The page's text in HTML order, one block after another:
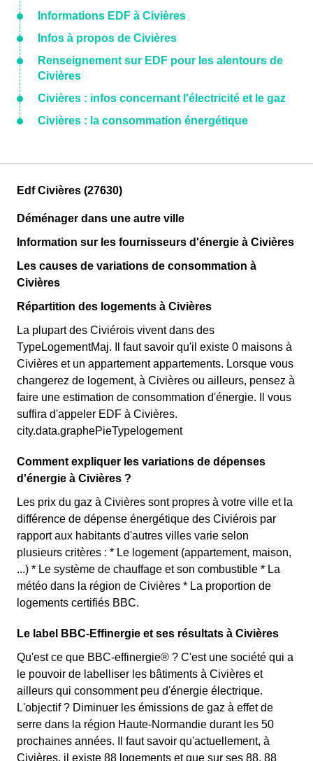
Informations EDF à Civières
Infos à propos de Civières
Renseignement sur EDF pour les alentours de
Civières
Civières : infos concernant l'électricité et le gaz
Civières : la consommation énergétique
Edf Civières (27630)
Déménager dans une autre ville
Information sur les fournisseurs d'énergie à Civières
Les causes de variations de consommation à
Civières
Répartition des logements à Civières
La plupart des Civiérois vivent dans des
TypeLogementMaj. Il faut savoir qu'il existe 0 maisons à
Civières et un appartement appartements. Lorsque vous
changerez de logement, à Civières ou ailleurs, pensez à
faire une estimation de consommation d'énergie. Il vous
suffira d'appeler EDF à Civières.
city.data.graphePieTypelogement
Comment expliquer les variations de dépenses
d'énergie à Civières ?
Les prix du gaz à Civières sont propres à votre ville et la
différence de dépense énergétique des Civiérois par
rapport aux habitants d'autres villes varie selon
plusieurs critères : * Le logement (appartement, maison,
...) * Le système de chauffage et son combustible * La
météo dans la région de Civières * La proportion de
logements certifiés BBC.
Le label BBC-Effinergie et ses résultats à Civières
Qu'est ce que BBC-effinergie® ? C'est une société qui a
le pouvoir de labelliser les bâtiments à Civières et
ailleurs qui consomment peu d'énergie électrique.
L'objectif ? Diminuer les émissions de gaz à effet de
serre dans la région Haute-Normandie durant les 50
prochaines années. Il faut savoir qu'actuellement, à
Civières, il existe 88 logements et que sur ses 88, 88